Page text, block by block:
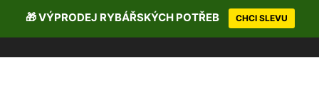
🎁 VÝPRODEJ RYBÁŘSKÝCH POTŘEB CHCI SLEVU